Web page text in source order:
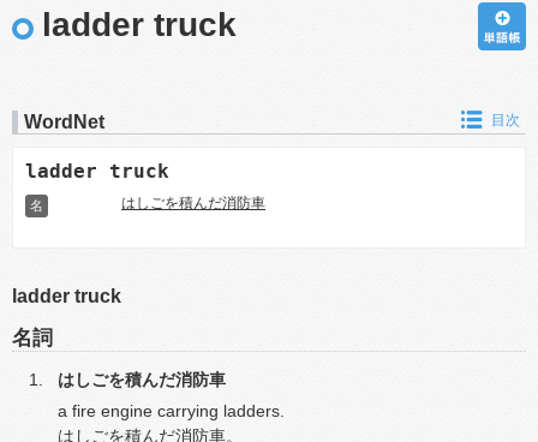
ladder truck
WordNet 目次
ladder truck
名 はしごを積んだ消防車
ladder truck
名詞
はしごを積んだ消防車
a fire engine carrying ladders.
はしごを積んだ消防車。